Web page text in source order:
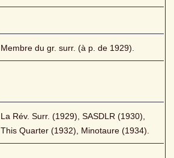
Membre du gr. surr. (à p. de 1929).
La Rév. Surr. (1929), SASDLR (1930),
This Quarter (1932), Minotaure (1934).